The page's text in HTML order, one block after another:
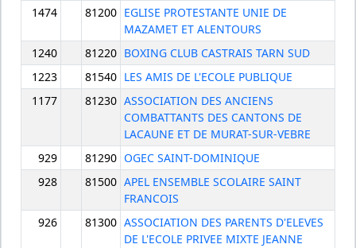
1474
81200 EGLISE PROTESTANTE UNIE DE
MAZAMET ET ALENTOURS
1240
81220 BOXING CLUB CASTRAIS TARN SUD
1223
81540 LES AMIS DE L'ECOLE PUBLIQUE
1177
81230 ASSOCIATION DES ANCIENS
COMBATTANTS DES CANTONS DE
LACAUNE ET DE MURAT-SUR-VEBRE
929
81290 OGEC SAINT-DOMINIQUE
928
81500 APEL ENSEMBLE SCOLAIRE SAINT
FRANCOIS
926
81300 ASSOCIATION DES PARENTS D'ELEVES
DE L'ECOLE PRIVEE MIXTE JEANNE